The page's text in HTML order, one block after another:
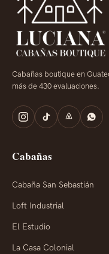
Cabañas boutique en
más de 430 evaluaciones.
Cabañas
Cabaña San Sebastián
Loft Industrial
El Estudio
La Casa Colonial